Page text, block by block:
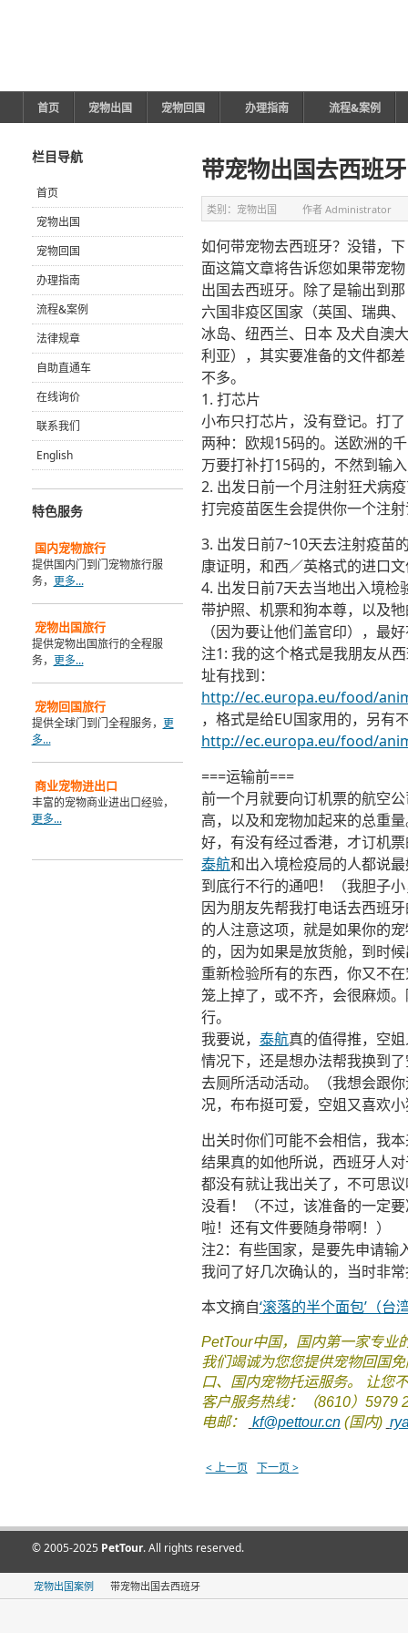
首页 宠物出国 宠物回国 办理指南 流程&案例
带宠物出国去西班牙
类别： 宠物出国 作者 Administrator
如何带宠物去西班牙？没错，下
面这篇文章将告诉您如果带宠物
出国去西班牙。除了是输出到那
六国非疫区国家（英国、瑞典、
冰岛、纽西兰、日本 及犬自澳大
利亚），其实要准备的文件都差
不多。
1. 打芯片
小布只打芯片，没有登记。打了
两种：欧规15码的。送欧洲的千
万要打补打15码的，不然到输
2. 出发日前一个月注射狂犬病
打完疫苗医生会提供你一个注
3. 出发日前7~10天去注射疫苗
康证明，和西／英格式的进口
4. 出发日前7天去当地出入境检
带护照、机票和狗本尊，以及
（因为要让他们盖官印），最
注1: 我的这个格式是我朋友从
址有找到：
http://ec.europa.eu/food/
，格式是给EU国家用的，另有
http://ec.europa.eu/food/
===运输前===
前一个月就要向订机票的航空
高，以及和宠物加起来的总重
好，有没有经过香港，才订机
泰航和出入境检疫局的人都说
到底行不行的通吧！（我胆子
因为朋友先帮我打电话去西班
的人注意这项，就是如果你的
的，因为如果是放货舱，到时
重新检验所有的东西，你又不
笼上掉了，或不齐，会很麻烦
行。
我要说， 泰航真的值得推，空
情况下，还是想办法帮我换到
去厕所活动活动。（我想会跟
况，布布挺可爱，空姐又喜欢
出关时你们可能不会相信，我
结果真的如他所说，西班牙人
都没有就让我出关了，不可思
没看！（不过，该准备的一定
啦！还有文件要随身带啊！）
注2：有些国家，是要先申请输
我问了好几次确认的，当时非
本文摘自‘滚落的半个面包’（台
PetTour中国，国内第一家专业
我们竭诚为您您提供宠物回国
口、国内宠物托运服务。 让您
客户服务热线：（8610）5979
电邮：
kf@pettour.cn(国内)
< 上一页 下一页 >
栏目导航
首页
宠物出国
宠物回国
办理指南
流程&案例
法律规章
自助直通车
在线询价
联系我们
English
特色服务
国内宠物旅行
提供国内门到门宠物旅行服
务， 更多...
宠物出国旅行
提供宠物出国旅行的全程服
务， 更多...
宠物回国旅行
提供全球门到门全程服务， 更
多...
商业宠物进出口
丰富的宠物商业进出口经验，
更多...
© 2005-2025 PetTour. All rights reserved.
宠物出国案例 带宠物出国去西班牙